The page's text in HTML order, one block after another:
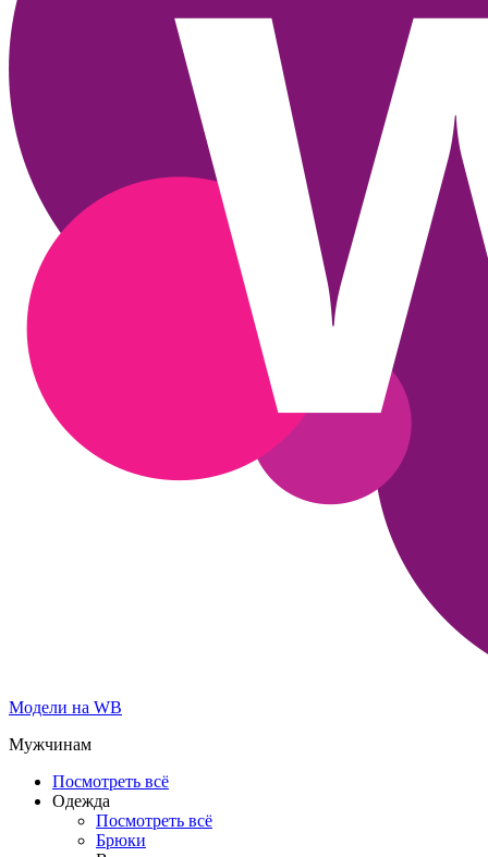
Модели на WB
Мужчинам
Посмотреть всё
Одежда
Посмотреть всё
Брюки